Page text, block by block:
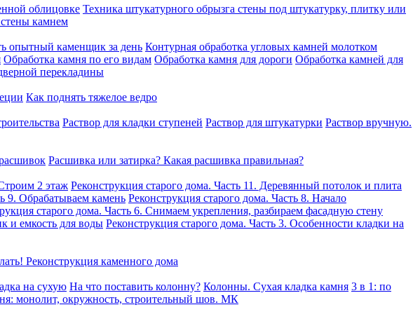
облицовке Техника штукатурного обрызга стены под штукатурку, плитку или
камнем
опытный каменщик за день Контурная обработка угловых камней молотком
Обработка камня по его видам Обработка камня для дороги Обработка камней для
перекладины
Как поднять тяжелое ведро
Раствор для кладки ступеней Раствор для штукатурки Раствор вручную.
Расшивка или затирка? Какая расшивка правильная?
2 этаж Реконструкция старого дома. Часть 11. Деревянный потолок и плита
9. Обрабатываем камень Реконструкция старого дома. Часть 8. Начало
старого дома. Часть 6. Снимаем укрепления, разбираем фасадную стену
и емкость для воды Реконструкция старого дома. Часть 3. Особенности кладки на
Реконструкция каменного дома
на сухую На что поставить колонну? Колонны. Сухая кладка камня 3 в 1: по
монолит, окружность, строительный шов. МК